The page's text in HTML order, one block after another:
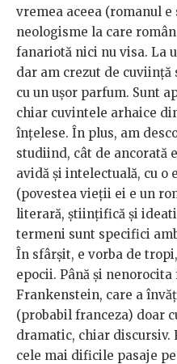
vremea aceea (romanul e
neologisme la care
fanariotă nici nu visa. La
dar am crezut de
cu un ușor parfum. Sunt
chiar cuvintele arhaice
înțelese. În plus, am
studiind, cât de ancorată
avidă și intelectuală, cu o
(povestea vieții ei e un
literară, științifică și
termeni sunt specifici
În sfârșit, e vorba de
epocii. Până și nenorocita
Frankenstein, care a
(probabil franceza) doar
dramatic, chiar discursiv.
cele mai dificile pasaje